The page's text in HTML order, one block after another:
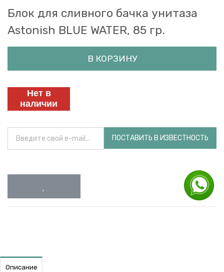
Блок для сливного бачка унитаза
Astonish BLUE WATER, 85 гр.
В КОРЗИНУ
Нет в
наличии
ПОСТАВИТЬ В ИЗВЕСТНОСТЬ
Описание